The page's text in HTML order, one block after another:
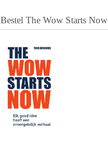
Bestel The Wow Starts Now